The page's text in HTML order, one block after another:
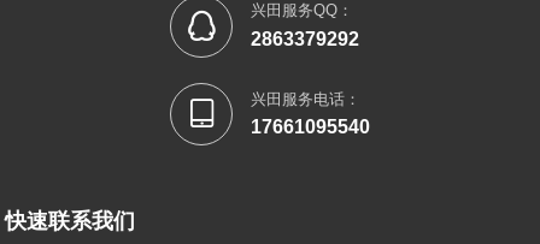
 兴田服务QQ：
2863379292
 兴田服务电话：
17661095540
快速联系我们